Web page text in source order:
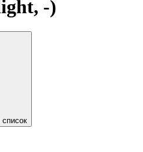
-)
список